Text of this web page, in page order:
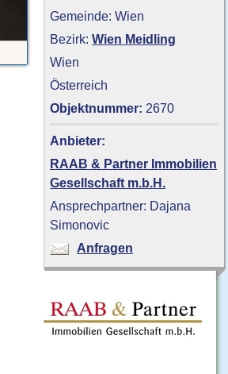
Gemeinde: Wien
Bezirk:Wien Meidling
Wien
Österreich
Objektnummer: 2670
Anbieter:
RAAB & Partner Immobilien
Gesellschaft m.b.H.
Ansprechpartner: Dajana
Simonovic
Anfragen